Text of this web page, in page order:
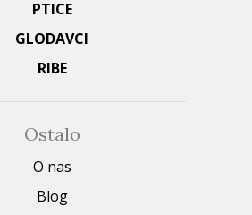
PTICE
GLODAVCI
RIBE
Ostalo
O nas
Blog